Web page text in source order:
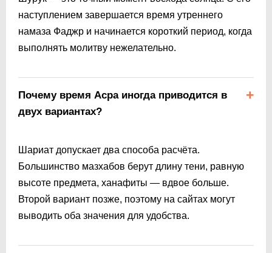
наступлением завершается время утреннего
намаза Фаджр и начинается короткий период, когда
выполнять молитву нежелательно.
Почему время Асра иногда приводится в
двух вариантах?
Шариат допускает два способа расчёта.
Большинство мазхабов берут длину тени, равную
высоте предмета, ханафиты — вдвое больше.
Второй вариант позже, поэтому на сайтах могут
выводить оба значения для удобства.